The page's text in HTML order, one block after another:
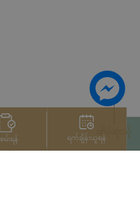
မ်းရန် ရက်ချိန်းယူရန်ထိပ်ဆုံးသို့